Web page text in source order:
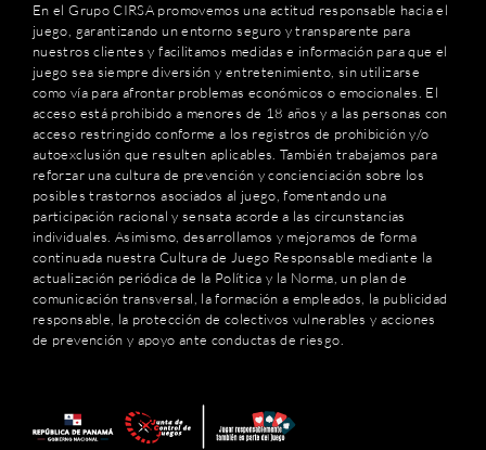
En el Grupo CIRSA promovemos una actitud responsable hacia el
juego, garantizando un entorno seguro y transparente para
nuestros clientes y facilitamos medidas e información para que el
juego sea siempre diversión y entretenimiento, sin utilizarse
como vía para afrontar problemas económicos o emocionales. El
acceso está prohibido a menores de 18 años y a las personas con
acceso restringido conforme a los registros de prohibición y/o
autoexclusión que resulten aplicables. También trabajamos para
reforzar una cultura de prevención y concienciación sobre los
posibles trastornos asociados al juego, fomentando una
participación racional y sensata acorde a las circunstancias
individuales. Asimismo, desarrollamos y mejoramos de forma
continuada nuestra Cultura de Juego Responsable mediante la
actualización periódica de la Política y la Norma, un plan de
comunicación transversal, la formación a empleados, la publicidad
responsable, la protección de colectivos vulnerables y acciones
de prevención y apoyo ante conductas de riesgo.